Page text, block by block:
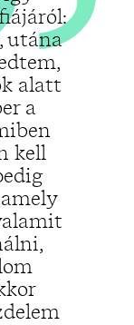
utána
alatt
a
kell